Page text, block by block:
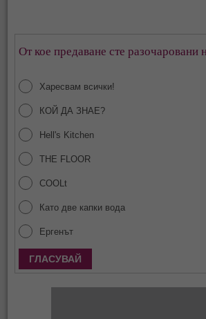
От кое предаване сте разочаровани
Харесвам всички!
КОЙ ДА ЗНАЕ?
Hell's Kitchen
THE FLOOR
COOLt
Като две капки вода
Ергенът